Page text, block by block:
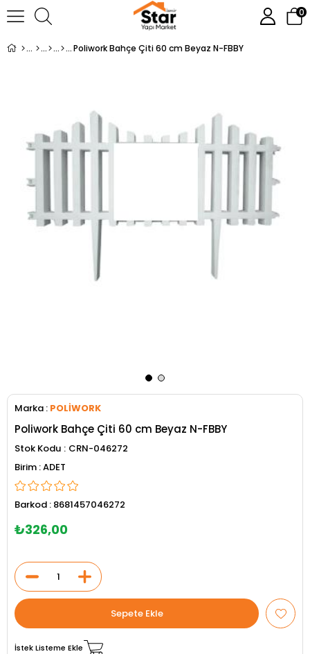
0
Poliwork Bahçe Çiti 60 cm Beyaz N-FBBY
Marka : POLİWORK
Poliwork Bahçe Çiti 60 cm Beyaz N-FBBY
Stok Kodu
CRN-046272
ADET
Barkod : 8681457046272
₺326,00
İstek Listeme Ekle